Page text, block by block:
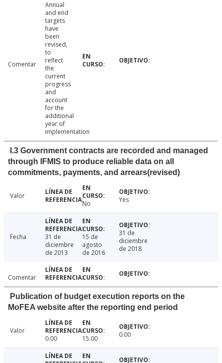
Comentar
Annual
and end
targets
have
been
revised,
to
reflect
the
current
progress
and
account
for the
additional
year of
implementation
I.3 Government contracts are recorded and managed
through IFMIS to produce reliable data on all
commitments, payments, and arrears(revised)
Valor
No
Yes
Fecha
31 de
diciembre
de 2013
15 de
agosto
de 2016
31 de
diciembre
de 2018
Comentar
Publication of budget execution reports on the
MoFEA website after the reporting end period
Valor
0.00
15.00 0.00